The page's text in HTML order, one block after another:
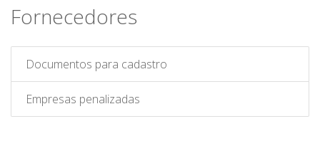
Fornecedores
Documentos para cadastro
Empresas penalizadas